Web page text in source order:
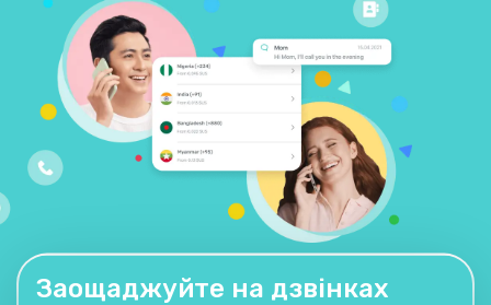
Заощаджуйте на дзвінках